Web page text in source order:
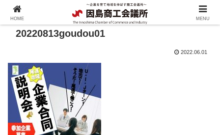
20220813goudou01
2022.06.01
HOME MENU